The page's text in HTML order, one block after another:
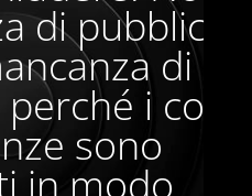
di pubblico,
di
i costi
sono
in modo